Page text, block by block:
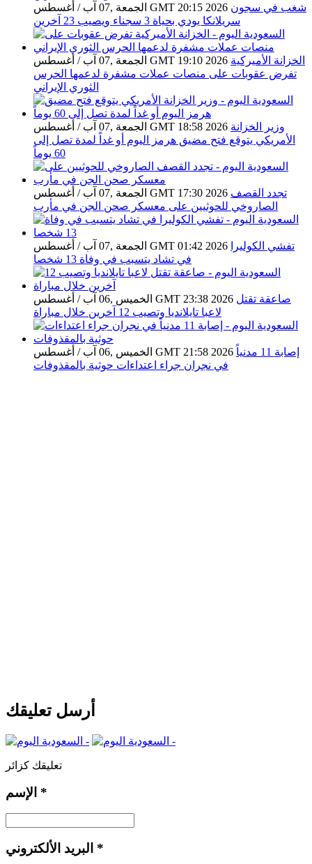
الجمعة ,07 آب / أغسطس GMT 20:15 2026 شغب في سجون
سريلانكا يودي بحياة 3 سجناء ويصيب 23 آخرين
الجمعة ,07 آب / أغسطس GMT 19:10 2026 الخزانة الأميركية
تفرض عقوبات على منصات عملات مشفرة لدعمها الحرس
الثوري الإيراني
الجمعة ,07 آب / أغسطس GMT 18:58 2026 وزير الخزانة
الأمريكي يتوقع فتح مضيق هرمز اليوم أو غداً لمدة تصل إلى
60 يوماً
الجمعة ,07 آب / أغسطس GMT 17:30 2026 تجدد القصف
الصاروخي للحوثيين على معسكر صحن الجن في مأرب
الجمعة ,07 آب / أغسطس GMT 01:42 2026
تفشي الكوليرا
في تشاد يتسبب في وفاة 13 شخصا
الخميس ,06 آب / أغسطس GMT 23:38 2026 صاعقة تقتل
لاعبا تايلانديا وتصيب 12 آخرين خلال مباراة
الخميس ,06 آب / أغسطس GMT 21:58 2026 إصابة 11 مدنياً
في نجران جراء اعتداءات حوثية بالمقذوفات
أرسل تعليقك
تعليقك كزائر
*
*